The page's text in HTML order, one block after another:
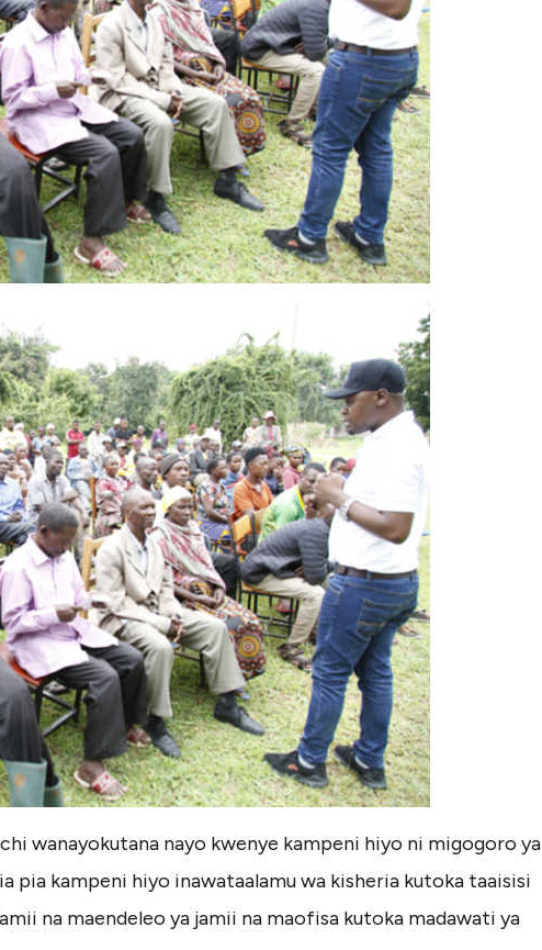
wanayokutana nayo kwenye kampeni hiyo ni migogoro ya
pia kampeni hiyo inawataalamu wa kisheria kutoka taaisisi
na maendeleo ya jamii na maofisa kutoka madawati ya